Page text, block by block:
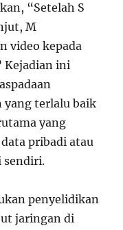
“Setelah S
M
video kepada
Kejadian ini
yang terlalu baik
yang
pribadi atau
sendiri.
penyelidikan
jaringan di